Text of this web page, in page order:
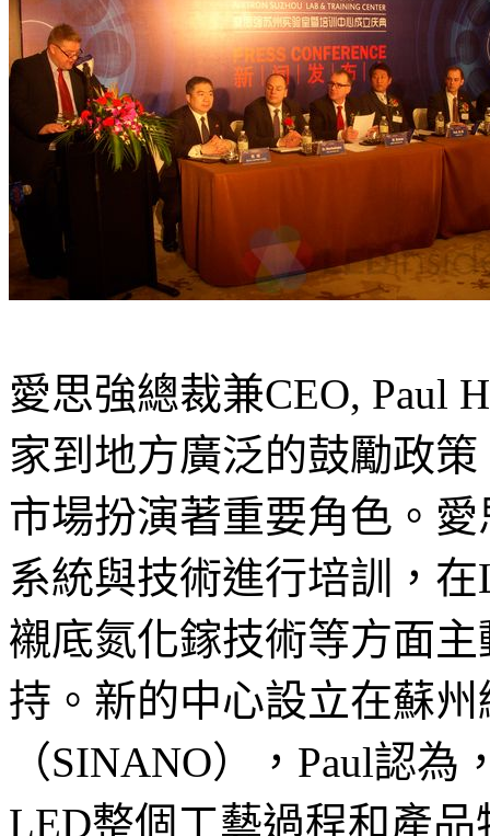
愛思強總裁兼CEO, Paul
家到地方廣泛的鼓勵政
市場扮演著重要角色。
系統與技術進行培訓，
襯底氮化鎵技術等方面
持。新的中心設立在蘇
（SINANO），Paul認
LED整個工藝過程和產